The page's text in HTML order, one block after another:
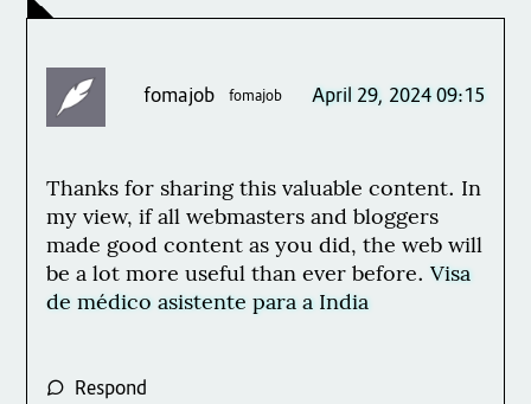
fomajob fomajob April 29, 2024 09:15
Thanks for sharing this valuable content. In
my view, if all webmasters and bloggers
made good content as you did, the web will
be a lot more useful than ever before.Visa
de médico asistente para a India
Respond